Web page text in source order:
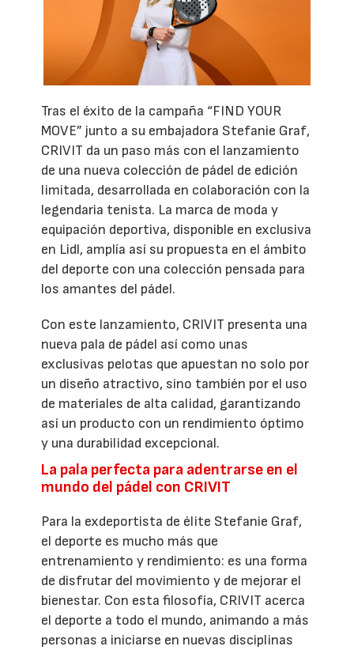
Tras el éxito de la campaña “FIND YOUR
MOVE” junto a su embajadora Stefanie Graf,
CRIVIT da un paso más con el lanzamiento
de una nueva colección de pádel de edición
limitada, desarrollada en colaboración con la
legendaria tenista. La marca de moda y
equipación deportiva, disponible en exclusiva
en Lidl, amplía así su propuesta en el ámbito
del deporte con una colección pensada para
los amantes del pádel.
Con este lanzamiento, CRIVIT presenta una
nueva pala de pádel así como unas
exclusivas pelotas que apuestan no solo por
un diseño atractivo, sino también por el uso
de materiales de alta calidad, garantizando
así un producto con un rendimiento óptimo
y una durabilidad excepcional.
La pala perfecta para adentrarse en el
mundo del pádel con CRIVIT
Para la exdeportista de élite Stefanie Graf,
el deporte es mucho más que
entrenamiento y rendimiento: es una forma
de disfrutar del movimiento y de mejorar el
bienestar. Con esta filosofía, CRIVIT acerca
el deporte a todo el mundo, animando a más
personas a iniciarse en nuevas disciplinas